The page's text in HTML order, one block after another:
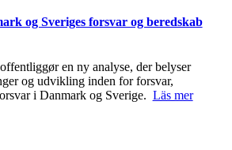
og Sveriges forsvar og beredskab
en ny analyse, der belyser
og udvikling inden for forsvar,
i Danmark og Sverige. Läs mer